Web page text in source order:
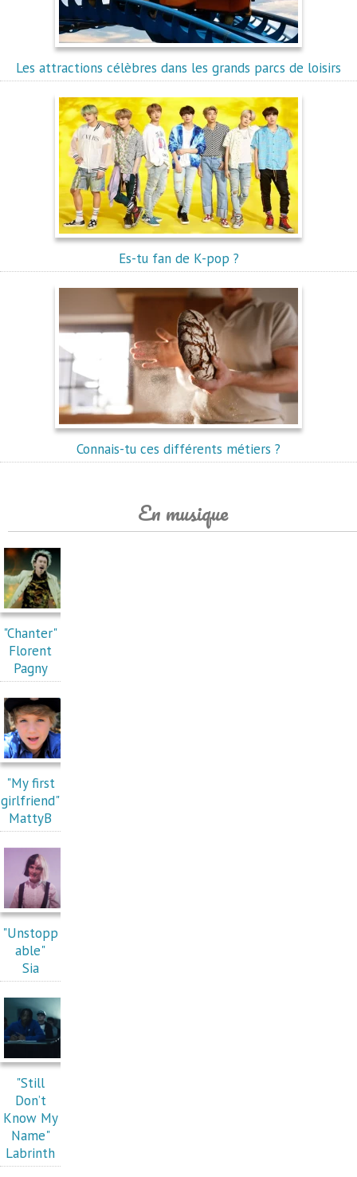
Les attractions célèbres dans les grands parcs de loisirs
Es-tu fan de K-pop ?
Connais-tu ces différents métiers ?
En musique
"Chanter"
Florent
Pagny
"My first
girlfriend"
MattyB
"Unstopp
able"
Sia
"Still
Don’t
Know My
Name"
Labrinth